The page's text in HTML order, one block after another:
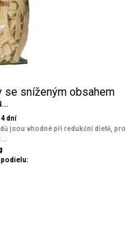
se sníženým obsahem
dní
jsou vhodné při redukční dietě, pro